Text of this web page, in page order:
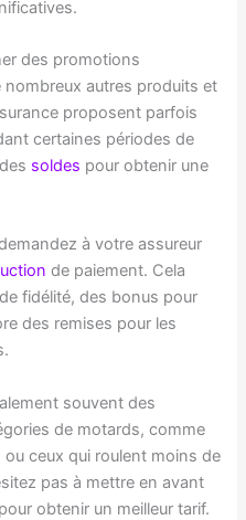
des promotions
autres produits et
proposent parfois
certaines périodes de
soldes pour obtenir une
à votre assureur
de paiement. Cela
fidélité, des bonus pour
des remises pour les
souvent des
de motards, comme
ceux qui roulent moins de
pas à mettre en avant
obtenir un meilleur tarif.